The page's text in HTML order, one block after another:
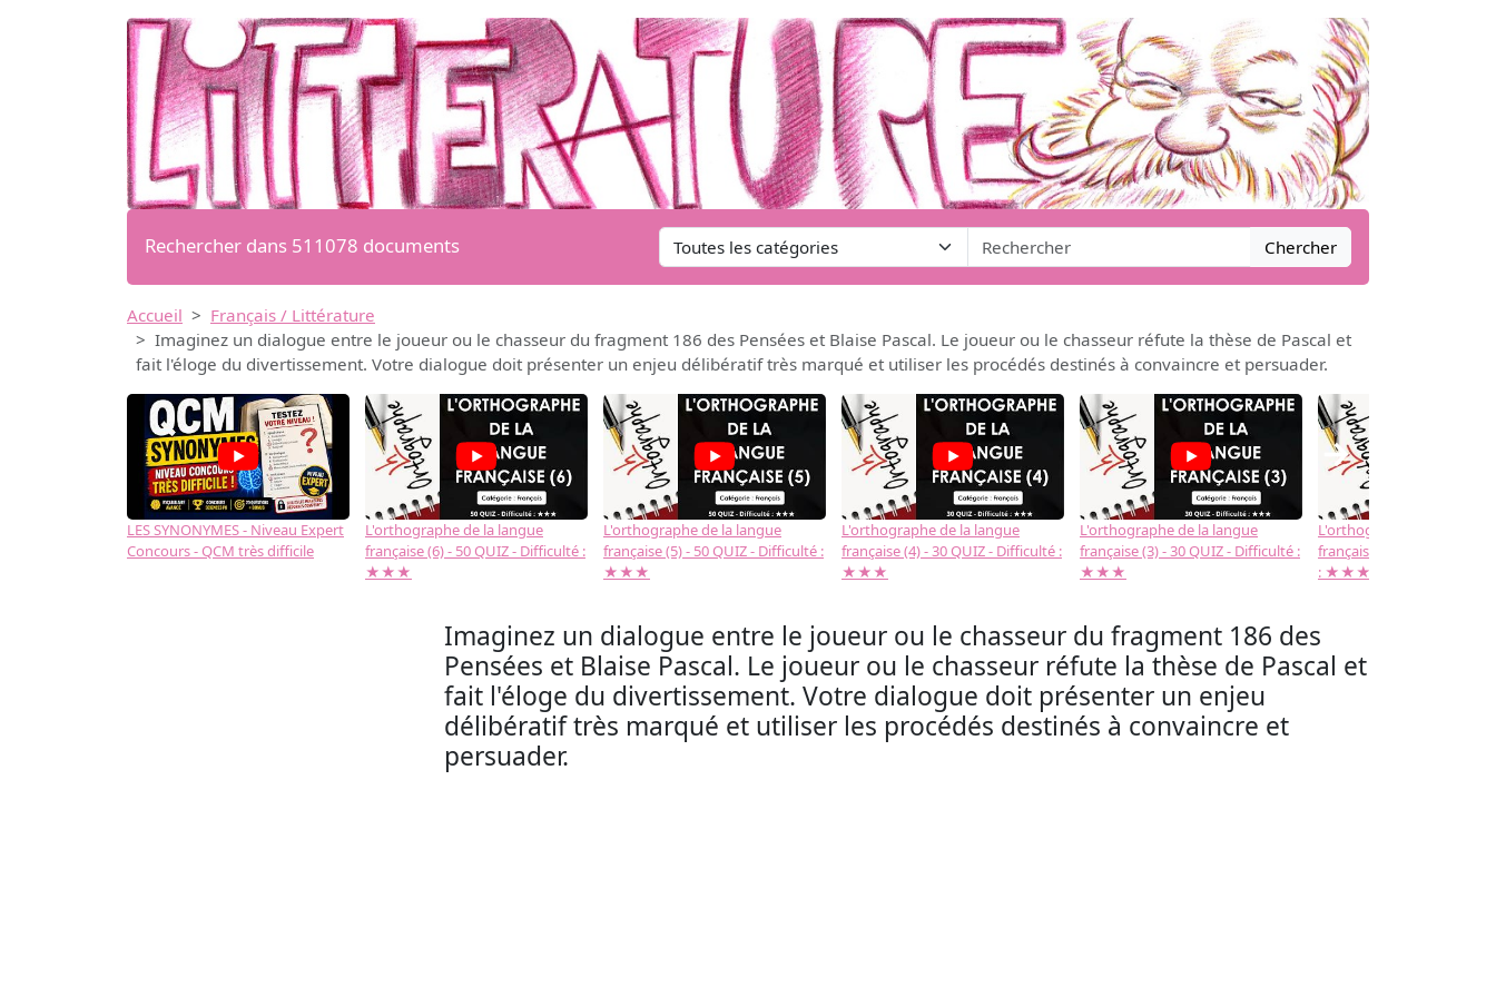
Rechercher dans 511078 documents Chercher
Accueil
Français / Littérature
Imaginez un dialogue entre le joueur ou le chasseur du fragment 186 des Pensées et Blaise Pascal. Le joueur ou le chasseur réfute la thèse de Pascal et
fait l'éloge du divertissement. Votre dialogue doit présenter un enjeu délibératif très marqué et utiliser les procédés destinés à convaincre et persuader.
LES SYNONYMES - Niveau Expert
Concours - QCM très difficile
L'orthographe de la langue
française (6) - 50 QUIZ - Difficulté :
★★★
L'orthographe de la langue
française (5) - 50 QUIZ - Difficulté :
★★★
L'orthographe de la langue
française (4) - 30 QUIZ - Difficulté :
★★★
L'orthographe de la langue
française (3) - 30 QUIZ - Difficulté :
★★★
L'orthographe de la langue
française (2) -( 20 QUIZ -
: ★★★
→
Imaginez un dialogue entre le joueur ou le chasseur du fragment 186 des
Pensées et Blaise Pascal. Le joueur ou le chasseur réfute la thèse de Pascal et
fait l'éloge du divertissement. Votre dialogue doit présenter un enjeu
délibératif très marqué et utiliser les procédés destinés à convaincre et
persuader.